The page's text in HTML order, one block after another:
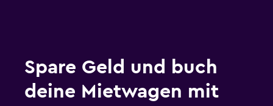
Spare Geld und buch
deine Mietwagen mit